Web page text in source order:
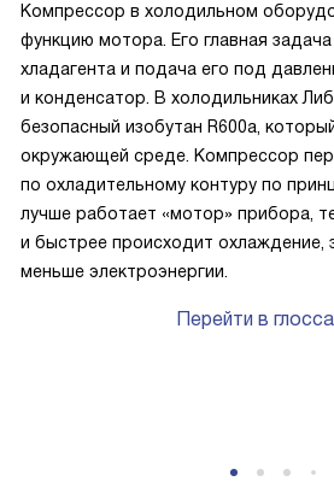
Компрессор в холодильном
функцию мотора. Его главная
хладагента и подача его под
и конденсатор. В холодильниках
безопасный изобутан R600a,
окружающей среде. Компрессор
по охладительному контуру по
лучше работает «мотор» прибора,
и быстрее происходит охлаждение,
меньше электроэнергии.
Перейти в